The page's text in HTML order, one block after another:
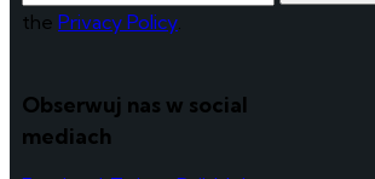
the Privacy Policy
Obserwuj nas w social
mediach